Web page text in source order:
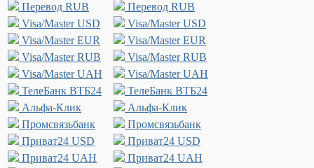
Перевод RUB
Перевод RUB
Visa/Master USD
Visa/Master USD
Visa/Master EUR
Visa/Master EUR
Visa/Master RUB
Visa/Master RUB
Visa/Master UAH
Visa/Master UAH
ТелеБанк ВТБ24
ТелеБанк ВТБ24
Альфа-Клик
Альфа-Клик
Промсвязьбанк
Промсвязьбанк
Приват24 USD
Приват24 USD
Приват24 UAH
Приват24 UAH